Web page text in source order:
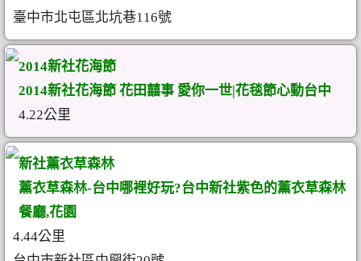
臺中市北屯區北坑巷116號
2014新社花海節
2014新社花海節 花田囍事 愛你一世|花毯節心動台中
4.22公里
新社薰衣草森林
薰衣草森林-台中哪裡好玩?台中新社紫色的薰衣草森林
餐廳,花園
4.44公里